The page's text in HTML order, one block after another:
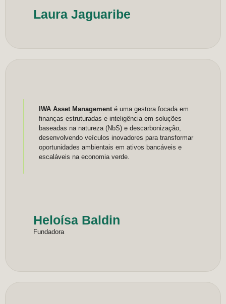
Laura Jaguaribe
IWA Asset Managementé uma gestora focada em
finanças estruturadas e inteligência em soluções
baseadas na natureza (NbS) e descarbonização,
desenvolvendo veículos inovadores para transformar
oportunidades ambientais em ativos bancáveis e
escaláveis na economia verde.
Heloísa Baldin
Fundadora